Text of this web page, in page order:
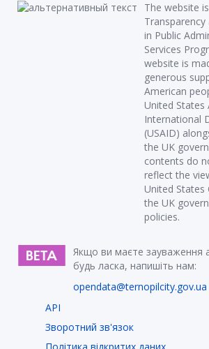
The website
in Public
Services
website is
generous
American
United States
International
(USAID)
the UK
contents do
reflect the
United States
the UK
policies.
Якщо ви маєте зауваження
будь ласка, напишіть нам:
opendata@ternopilcity.gov.ua
API
Зворотний зв'язок